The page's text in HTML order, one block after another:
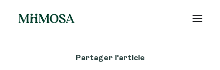
Partager l'article